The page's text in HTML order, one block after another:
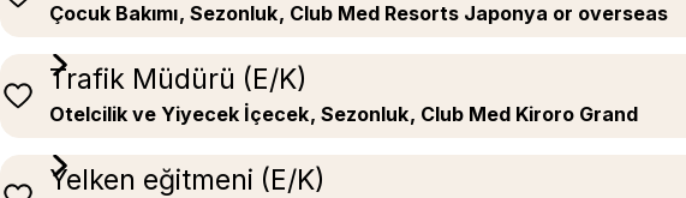
Çocuk Bakımı, Sezonluk, Club Med Resorts Japonya or overseas
Trafik Müdürü (E/K)
Otelcilik ve Yiyecek İçecek, Sezonluk, Club Med Kiroro Grand
Yelken eğitmeni (E/K)